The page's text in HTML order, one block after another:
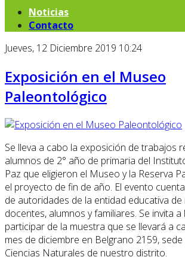
Noticias
Contacto
Jueves, 12 Diciembre 2019 10:24
Exposición en el Museo
Paleontológico
Se lleva a cabo la exposición de trabajos
alumnos de 2° año de primaria del
Paz que eligieron el Museo y la Reserva
el proyecto de fin de año. El evento
de autoridades de la entidad educativa
docentes, alumnos y familiares. Se invita
participar de la muestra que se llevará a
mes de diciembre en Belgrano 2159,
Ciencias Naturales de nuestro distrito.